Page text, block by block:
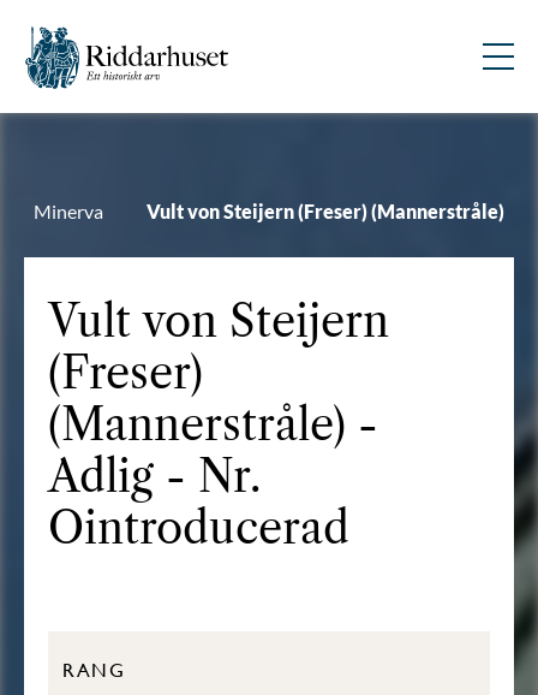
Minerva Vult von Steijern (Freser) (Mannerstråle)
Vult von Steijern
(Freser)
(Mannerstråle) -
Adlig - Nr.
Ointroducerad
RANG